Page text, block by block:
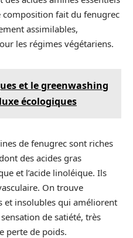
composition fait du fenugrec
assimilables,
les régimes végétariens.
et le greenwashing
écologiques
de fenugrec sont riches
des acides gras
et l’acide linoléique. Ils
On trouve
et insolubles qui améliorent
de satiété, très
perte de poids.